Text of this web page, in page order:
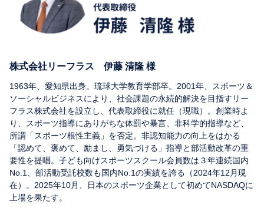
株式会社リーフラス 伊藤 清隆 様
1963年、愛知県出身。琉球大学教育学部卒。2001年、スポーツ＆
ソーシャルビジネスにより、社会課題の永続的解決を目指すリー
フラス株式会社を設立し、代表取締役に就任（現職）。創業時よ
り、スポーツ指導にありがちな体罰や暴言、非科学的指導など、
所謂「スポーツ根性主義」を否定。非認知能力の向上をはかる
「認めて、褒めて、励まし、勇気づける」指導と部活動改革の重
要性を提唱。子ども向けスポーツスクール会員数は３年連続国内
No.1、部活動受託校数も国内No.1の実績を誇る（2024年12月現
在）。2025年10月、日本のスポーツ企業として初めてNASDAQに
上場を果たす。